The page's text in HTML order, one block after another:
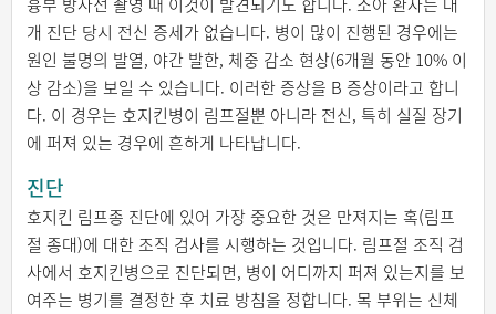
개 진단 당시 전신 증세가 없습니다. 병이 많이 진행된 경우에는
원인 불명의 발열, 야간 발한, 체중 감소 현상(6개월 동안 10% 이
상 감소)을 보일 수 있습니다. 이러한 증상을 B 증상이라고 합니
다. 이 경우는 호지킨병이 림프절뿐 아니라 전신, 특히 실질 장기
에 퍼져 있는 경우에 흔하게 나타납니다.
진단
호지킨 림프종 진단에 있어 가장 중요한 것은 만져지는 혹(림프
절 종대)에 대한 조직 검사를 시행하는 것입니다. 림프절 조직 검
사에서 호지킨병으로 진단되면, 병이 어디까지 퍼져 있는지를 보
여주는 병기를 결정한 후 치료 방침을 정합니다. 목 부위는 신체